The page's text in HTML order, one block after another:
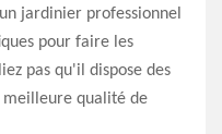
jardinier professionnel
pour faire les
pas qu'il dispose des
qualité de